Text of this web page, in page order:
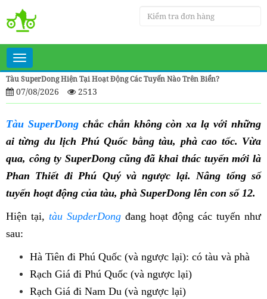
Toggle
navigation
Tàu SuperDong Hiện Tại Hoạt Động Các Tuyến Nào Trên Biển?
07/08/2026 2513
Tàu SuperDongchắc chắn không còn xa lạ với những
ai từng du lịch Phú Quốc bằng tàu, phà cao tốc. Vừa
qua, công ty SuperDong cũng đã khai thác tuyến mới là
Phan Thiết đi Phú Quý và ngược lại. Nâng tổng số
tuyến hoạt động của tàu, phà SuperDong lên con số 12.
Hiện tại, tàu SupderDongđang hoạt động các tuyến như
sau:
Hà Tiên đi Phú Quốc (và ngược lại): có tàu và phà
Rạch Giá đi Phú Quốc (và ngược lại)
Rạch Giá đi Nam Du (và ngược lại)